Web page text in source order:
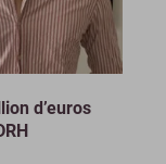
d’euros